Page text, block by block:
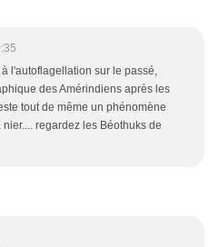
l'autoflagellation sur le passé,
des Amérindiens après les
tout de même un phénomène
regardez les Béothuks de